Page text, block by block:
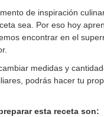
de inspiración
sea. Por eso hoy
encontrar en el
medidas y
podrás hacer tu
esta receta son: